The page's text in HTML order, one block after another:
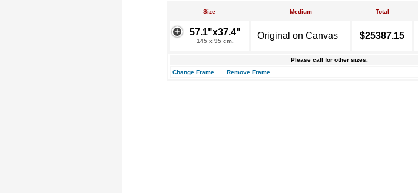
Size Medium Total
57.1"x37.4"
145 x 95 cm.
Original on Canvas $25387.15
Please call for other sizes.
Change Frame
Remove Frame